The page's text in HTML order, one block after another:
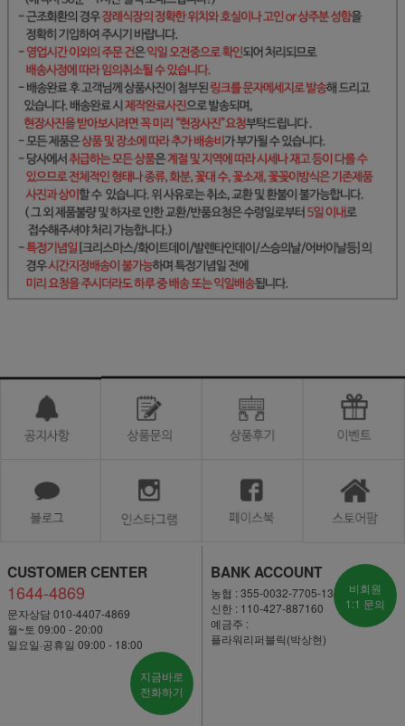
CUSTOMER CENTER
1644-4869
문자상담 010-4407-4869
월~토 09:00 - 20:00
일요일·공휴일 09:00 - 18:00
지금바로
전화하기
BANK ACCOUNT
농협 : 355-0032-7705-13
신한 : 110-427-887160
예금주 :
플라워리퍼블릭(박상현)
비회원
1:1 문의